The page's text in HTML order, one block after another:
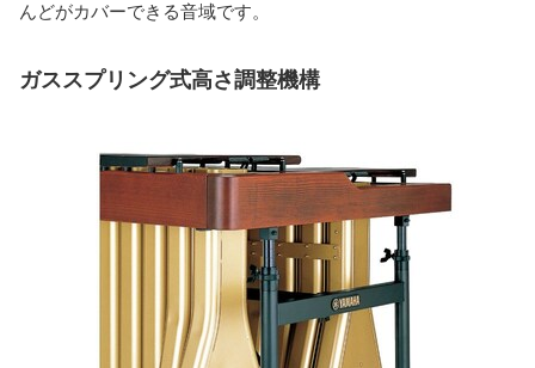
んどがカバーできる音域です。
ガススプリング式高さ調整機構